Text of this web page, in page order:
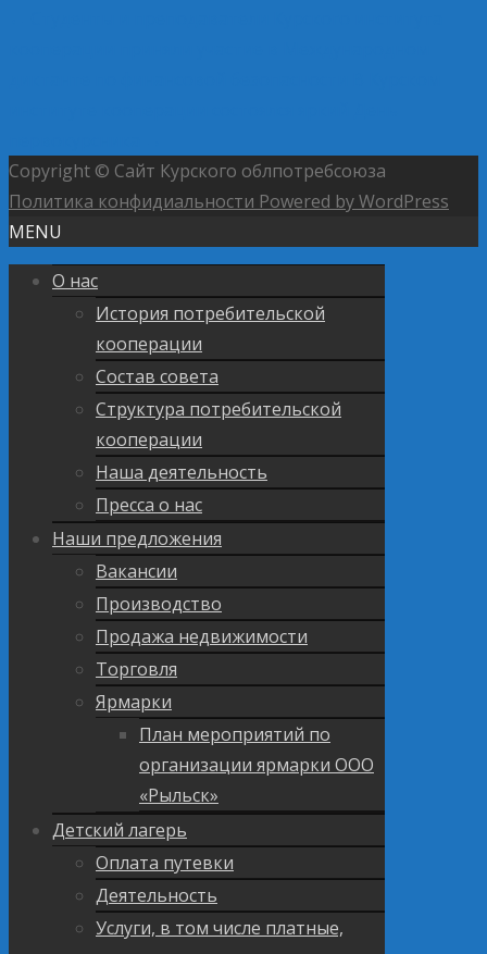
Copyright © Сайт Курского облпотребсоюза
Политика конфидиальности Powered by WordPress
MENU
О нас
История потребительской
кооперации
Состав совета
Структура потребительской
кооперации
Наша деятельность
Пресса о нас
Наши предложения
Вакансии
Производство
Продажа недвижимости
Торговля
Ярмарки
План мероприятий по
организации ярмарки ООО
«Рыльск»
Детский лагерь
Оплата путевки
Деятельность
Услуги, в том числе платные,